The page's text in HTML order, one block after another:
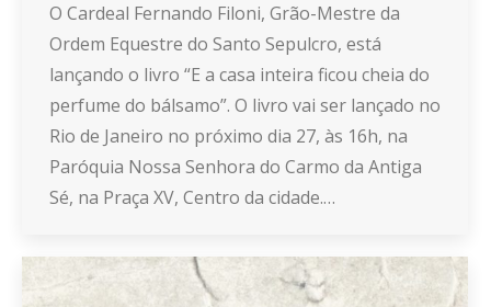
O Cardeal Fernando Filoni, Grão-Mestre da
Ordem Equestre do Santo Sepulcro, está
lançando o livro “E a casa inteira ficou cheia do
perfume do bálsamo”. O livro vai ser lançado no
Rio de Janeiro no próximo dia 27, às 16h, na
Paróquia Nossa Senhora do Carmo da Antiga
Sé, na Praça XV, Centro da cidade.…